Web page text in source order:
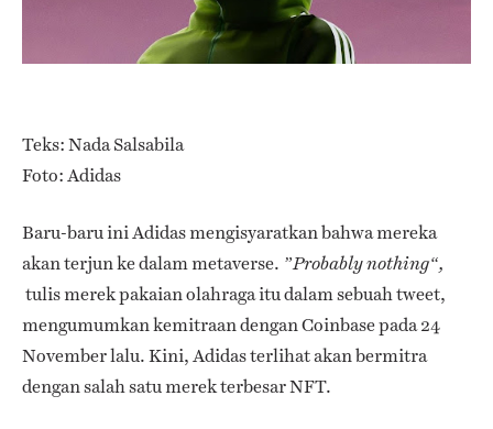
Teks: Nada Salsabila
Foto: Adidas
Baru-baru ini Adidas mengisyaratkan bahwa mereka
akan terjun ke dalam metaverse. ”Probably nothing“,
tulis merek pakaian olahraga itu dalam sebuah tweet,
mengumumkan kemitraan dengan Coinbase pada 24
November lalu. Kini, Adidas terlihat akan bermitra
dengan salah satu merek terbesar NFT.